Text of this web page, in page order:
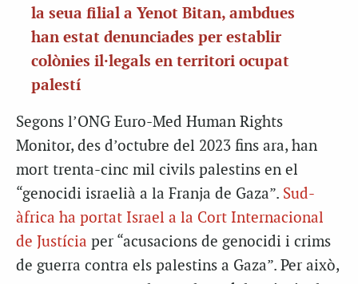
la seua filial a Yenot Bitan, ambdues
han estat denunciades per establir
colònies il·legals en territori ocupat
palestí
Segons l’ONG Euro-Med Human Rights
Monitor, des d’octubre del 2023 fins ara, han
mort trenta-cinc mil civils palestins en el
“genocidi israelià a la Franja de Gaza”. Sud-
àfrica ha portat Israel a la Cort Internacional
de Justícia per “acusacions de genocidi i crims
de guerra contra els palestins a Gaza”. Per això,